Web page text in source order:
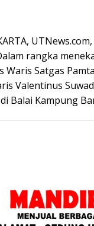
UTNews.com,
rangka
Waris Satgas
Valentinus
di Balai Kampung